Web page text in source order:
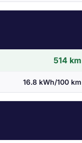
514 km
16.8 kWh/100 km